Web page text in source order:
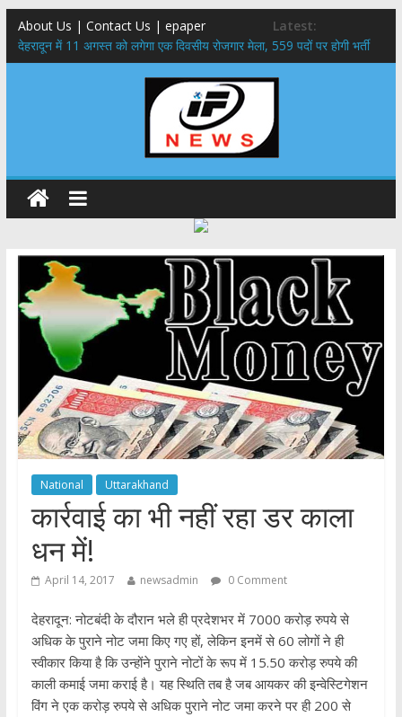
About Us | Contact Us | epaper
Latest:
​देहरादून में 11 अगस्त को लगेगा एक दिवसीय रोजगार मेला, 559 पदों पर होगी भर्ती
459 करोड़ से एचएनबी गढ़वाल विश्वविद्यालय में अनुसंधान संरचना होगी सुदृढ,उच्च
शिक्षा मंत्री धन सिंह रावत ने नवनियुक्त केन्द्रीय शिक्षा मंत्री से की मुलाकात
मुख्यमंत्री से महानिदेशक एनसीसी ने की शिष्टाचार भेंट,उत्तराखण्ड में एनसीसी के
विस्तार एवं आधुनिक आधारभूत संरचना के विकास पर हुई महत्वपूर्ण चर्चा
एमडीडीए बोर्ड बैठक, देहरादून और मसूरी के विकास के लिए 25 बड़े प्रस्तावों को मिली
बुजुर्ग-दिव्यांगों के घर जाएंगे बीएलओ, करेंगे नोटिसों का निस्तारण
National Uttarakhand
कार्रवाई का भी नहीं रहा डर काला
धन में!
April 14, 2017 newsadmin 0 Comment
देहरादून: नोटबंदी के दौरान भले ही प्रदेशभर में 7000 करोड़ रुपये से
अधिक के पुराने नोट जमा किए गए हों, लेकिन इनमें से 60 लोगों ने ही
स्वीकार किया है कि उन्होंने पुराने नोटों के रूप में 15.50 करोड़ रुपये की
काली कमाई जमा कराई है। यह स्थिति तब है जब आयकर की इन्वेस्टिगेशन
विंग ने एक करोड़ रुपये से अधिक पुराने नोट जमा करने पर ही 200 से